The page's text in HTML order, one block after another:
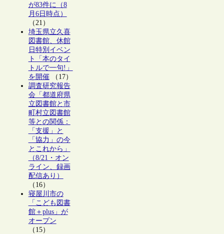
が83件に（8
月6日時点）
（21）
埼玉県立久喜
図書館、休館
日特別イベン
ト「本のタイ
トルで一句!」
を開催（17）
調査研究報告
会「都道府県
立図書館と市
町村立図書館
等との関係：
「支援」と
「協力」の今
とこれから」
（8/21・オン
ライン、録画
配信あり）
（16）
寝屋川市の
「こども図書
館＋plus」が
オープン
（15）